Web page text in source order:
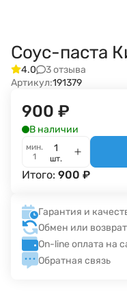
Соус-паста
4.0
3 отзыва
Артикул:191379
900 ₽
В наличии
мин.
1
шт.
Итого: 900 ₽
Гарантия и
Обмен или возврат
On-line оплата на
Обратная связь